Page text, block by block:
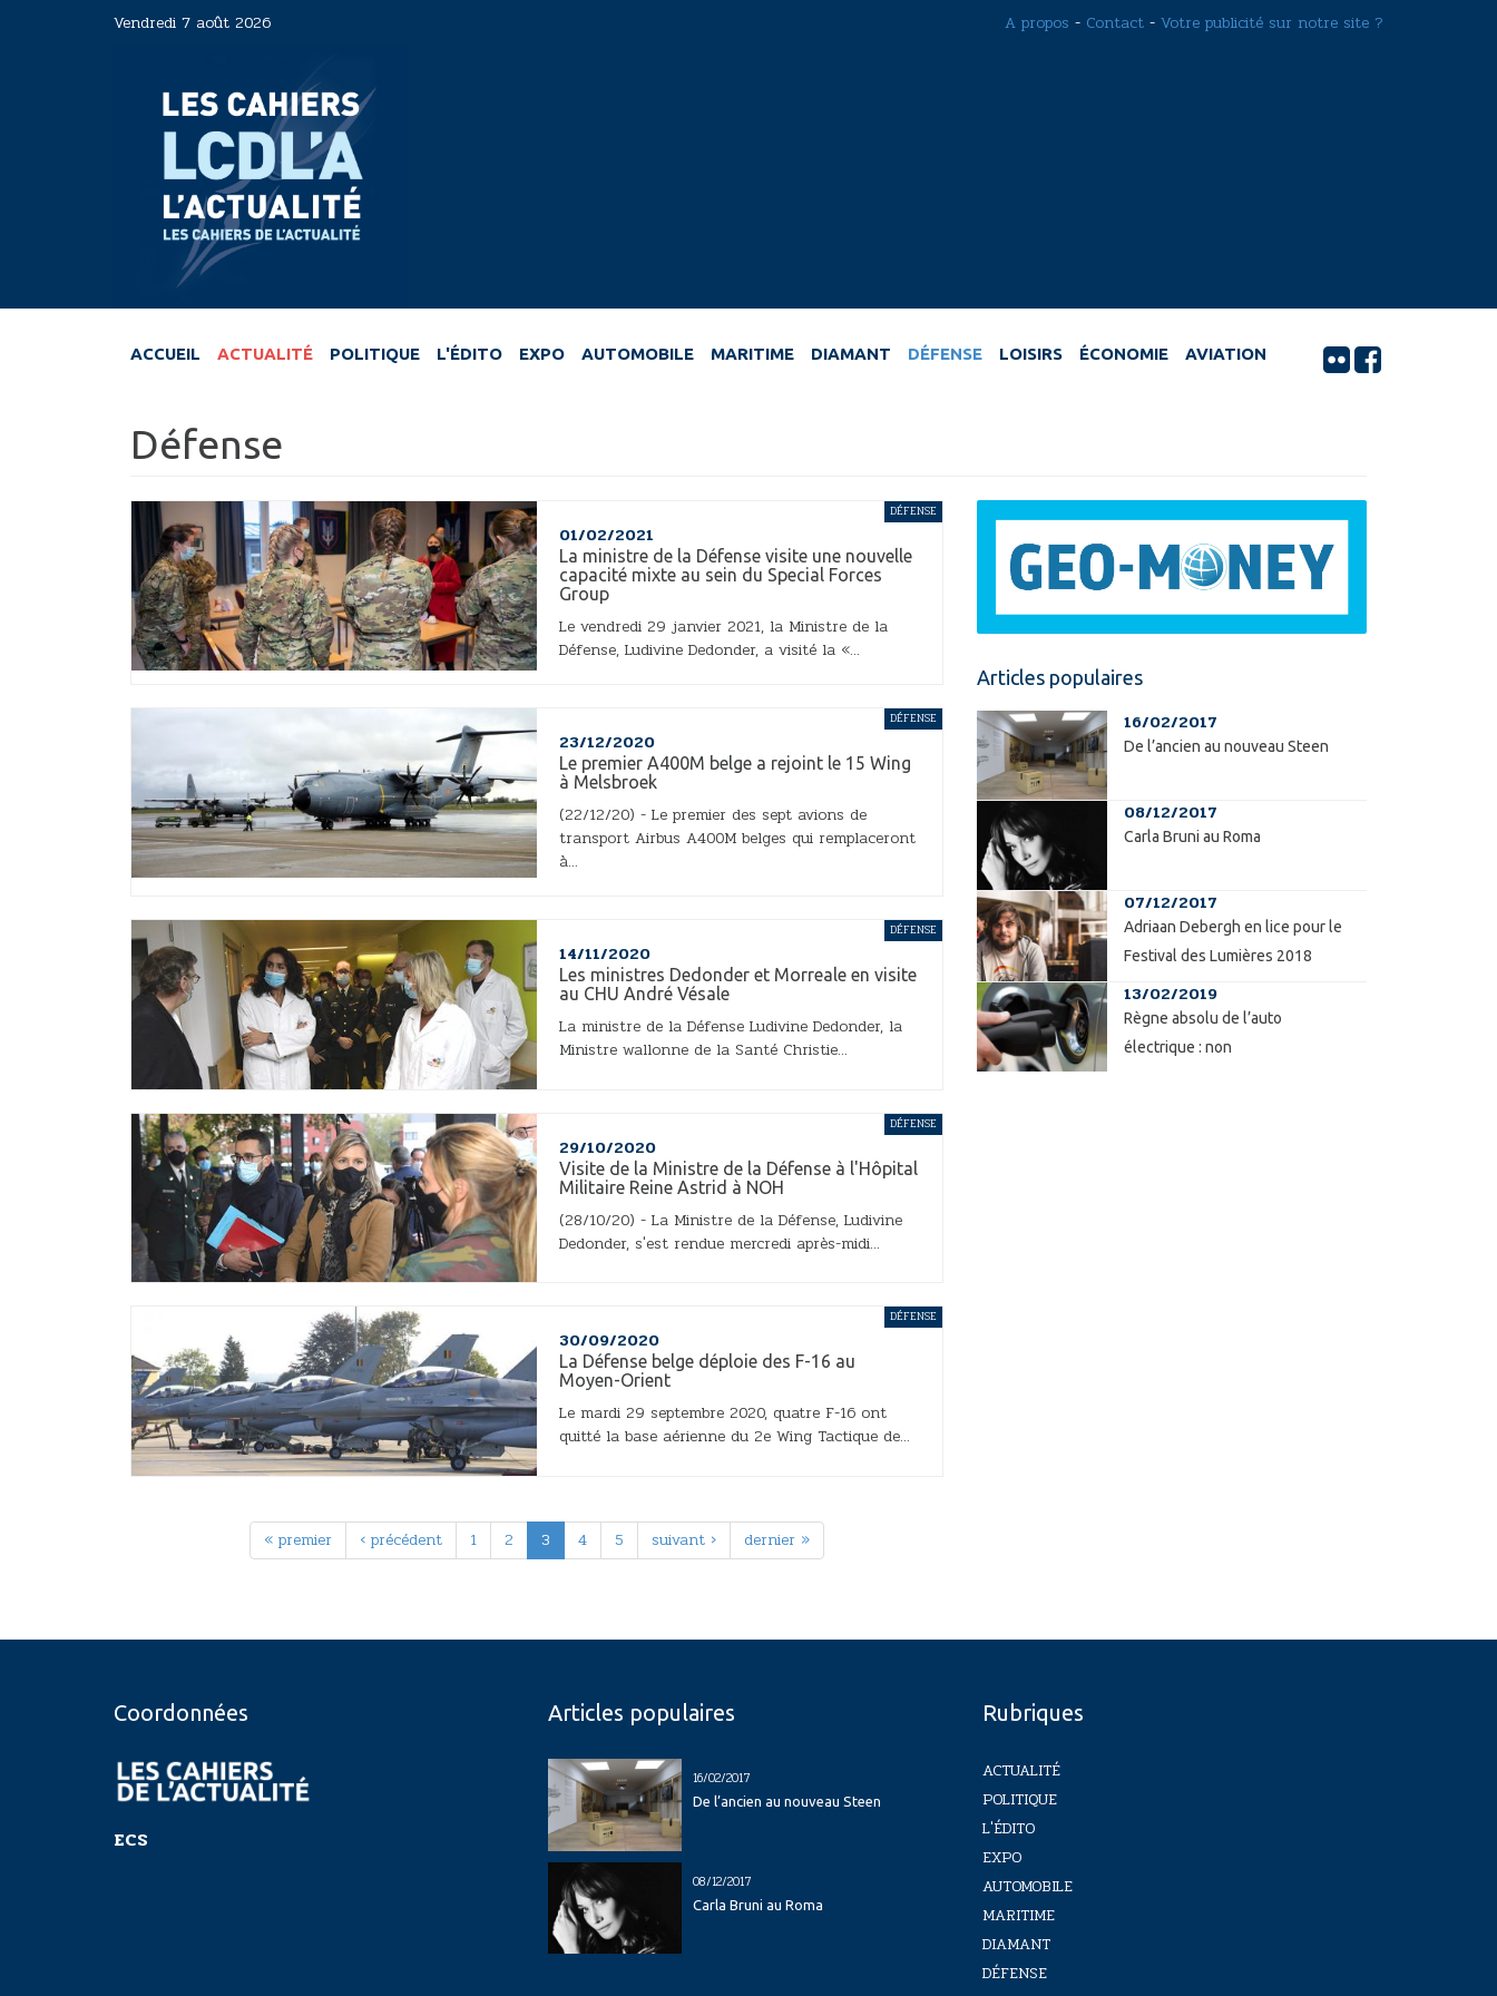
Vendredi 7 août 2026 A propos - Contact - Votre publicité sur notre site ?
ACCUEIL ACTUALITÉ POLITIQUE L'ÉDITO EXPO AUTOMOBILE MARITIME DIAMANT DÉFENSE LOISIRS ÉCONOMIE AVIATION
Défense
01/02/2021
La ministre de la Défense visite une nouvelle
capacité mixte au sein du Special Forces
Group
Le vendredi 29 janvier 2021, la Ministre de la
Défense, Ludivine Dedonder, a visité la «...
DÉFENSE
23/12/2020
Le premier A400M belge a rejoint le 15 Wing
à Melsbroek
(22/12/20) - Le premier des sept avions de
transport Airbus A400M belges qui remplaceront
à...
DÉFENSE
14/11/2020
Les ministres Dedonder et Morreale en visite
au CHU André Vésale
La ministre de la Défense Ludivine Dedonder, la
Ministre wallonne de la Santé Christie...
DÉFENSE
29/10/2020
Visite de la Ministre de la Défense à l'Hôpital
Militaire Reine Astrid à NOH
(28/10/20) - La Ministre de la Défense, Ludivine
Dedonder, s'est rendue mercredi après-midi...
DÉFENSE
30/09/2020
La Défense belge déploie des F-16 au
Moyen-Orient
Le mardi 29 septembre 2020, quatre F-16 ont
quitté la base aérienne du 2e Wing Tactique de...
DÉFENSE
« premier ‹ précédent 1 2 3 4 5 suivant › dernier »
Articles populaires
16/02/2017
De l’ancien au nouveau Steen
08/12/2017
Carla Bruni au Roma
07/12/2017
Adriaan Debergh en lice pour le
Festival des Lumières 2018
13/02/2019
Règne absolu de l’auto
électrique : non
Coordonnées
ECS
Articles populaires
16/02/2017
De l’ancien au nouveau Steen
08/12/2017
Carla Bruni au Roma
Rubriques
ACTUALITÉ
POLITIQUE
L'ÉDITO
EXPO
AUTOMOBILE
MARITIME
DIAMANT
DÉFENSE